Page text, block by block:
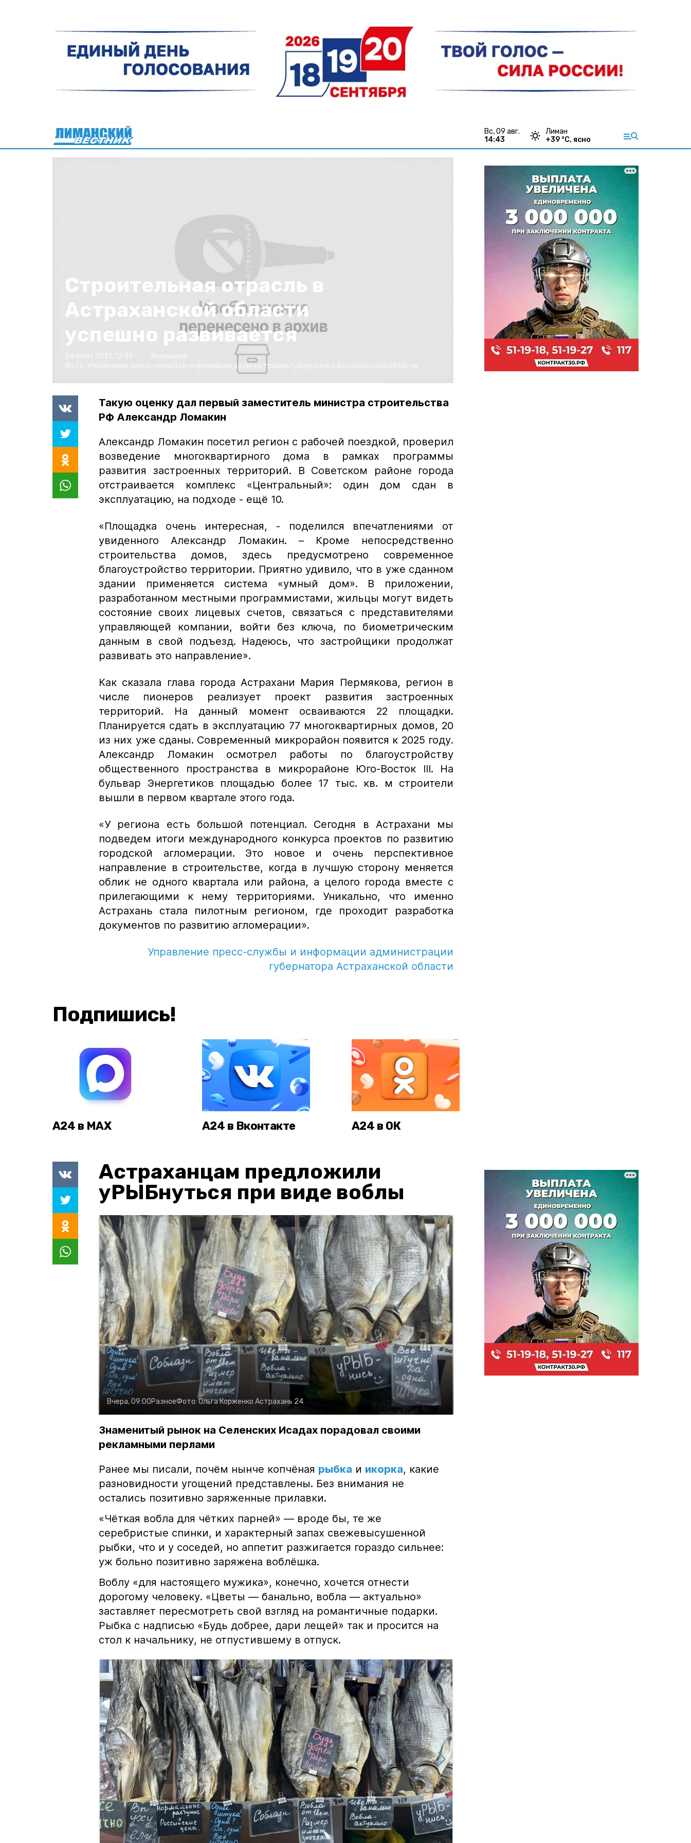
вс, 09 авг.
14:43
Лиман
+39 °С, ясно
Строительная отрасль в
Астраханской области
успешно развивается
Управление пресс-службы и информации администрации губернатора Астраханской области
Такую оценку дал первый заместитель министра строительства
РФ Александр Ломакин
Александр Ломакин посетил регион с рабочей поездкой, проверил
возведение многоквартирного дома в рамках программы
развития застроенных территорий. В Советском районе города
отстраивается комплекс «Центральный»: один дом сдан в
эксплуатацию, на подходе - ещё 10.
«Площадка очень интересная, - поделился впечатлениями от
увиденного Александр Ломакин. – Кроме непосредственно
строительства домов, здесь предусмотрено современное
благоустройство территории. Приятно удивило, что в уже сданном
здании применяется система «умный дом». В приложении,
разработанном местными программистами, жильцы могут видеть
состояние своих лицевых счетов, связаться с представителями
управляющей компании, войти без ключа, по биометрическим
данным в свой подъезд. Надеюсь, что застройщики продолжат
развивать это направление».
Как сказала глава города Астрахани Мария Пермякова, регион в
числе пионеров реализует проект развития застроенных
территорий. На данный момент осваиваются 22 площадки.
Планируется сдать в эксплуатацию 77 многоквартирных домов, 20
из них уже сданы. Современный микрорайон появится к 2025 году.
Александр Ломакин осмотрел работы по благоустройству
общественного пространства в микрорайoне Юго-Восток III. На
бульвар Энергетиков площадью более 17 тыс. кв. м строители
вышли в первом квартале этого года.
«У региона есть большой потенциал. Сегодня в Астрахани мы
подведем итоги международного конкурса проектов по развитию
городской агломерации. Это новое и очень перспективное
направление в строительстве, когда в лучшую сторону меняется
облик не одного квартала или района, а целого города вместе с
прилегающими к нему территориями. Уникально, что именно
Астрахань стала пилотным регионом, где проходит разработка
документов по развитию агломерации».
Управление пресс-службы и информации администрации
губернатора Астраханской области
Подпишись!
А24 в MAX А24 в Вконтакте А24 в ОК
Астраханцам предложили
уРЫБнуться при виде воблы
Вчера, 09:00РазноеФото:Ольга Корженко Астрахань 24
Знаменитый рынок на Селенских Исадах порадовал своими
рекламными перлами
Ранее мы писали, почём нынче копчёная рыбка и икорка, какие
разновидности угощений представлены. Без внимания не
остались позитивно заряженные прилавки.
«Чёткая вобла для чётких парней» — вроде бы, те же
серебристые спинки, и характерный запах свежевысушенной
рыбки, что и у соседей, но аппетит разжигается гораздо сильнее:
уж больно позитивно заряжена воблёшка.
Воблу «для настоящего мужика», конечно, хочется отнести
дорогому человеку. «Цветы — банально, вобла — актуально»
заставляет пересмотреть свой взгляд на романтичные подарки.
Рыбка с надписью «Будь добрее, дари лещей» так и просится на
стол к начальнику, не отпустившему в отпуск.